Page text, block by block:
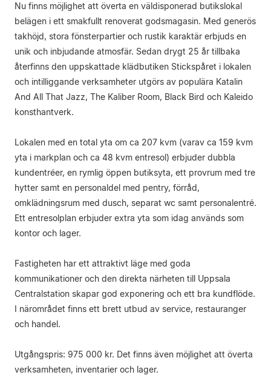
Nu finns möjlighet att överta en väldisponerad butikslokal
belägen i ett smakfullt renoverat godsmagasin. Med generös
takhöjd, stora fönsterpartier och rustik karaktär erbjuds en
unik och inbjudande atmosfär. Sedan drygt 25 år tillbaka
återfinns den uppskattade klädbutiken Stickspåret i lokalen
och intilliggande verksamheter utgörs av populära Katalin
And All That Jazz, The Kaliber Room, Black Bird och Kaleido
konsthantverk.
Lokalen med en total yta om ca 207 kvm (varav ca 159 kvm
yta i markplan och ca 48 kvm entresol) erbjuder dubbla
kundentréer, en rymlig öppen butiksyta, ett provrum med tre
hytter samt en personaldel med pentry, förråd,
omklädningsrum med dusch, separat wc samt personalentré.
Ett entresolplan erbjuder extra yta som idag används som
kontor och lager.
Fastigheten har ett attraktivt läge med goda
kommunikationer och den direkta närheten till Uppsala
Centralstation skapar god exponering och ett bra kundflöde.
I närområdet finns ett brett utbud av service, restauranger
och handel.
Utgångspris: 975 000 kr. Det finns även möjlighet att överta
verksamheten, inventarier och lager.